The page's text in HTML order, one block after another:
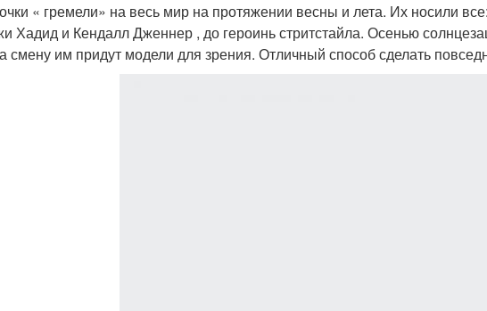
« гремели» на весь мир на протяжении весны и лета. Их носили
Хадид и Кендалл Дженнер , до героинь стритстайла. Осенью
смену им придут модели для зрения. Отличный способ сделать